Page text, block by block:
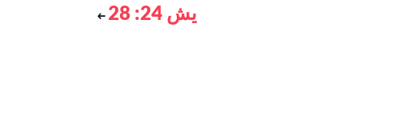
يش 24: 28